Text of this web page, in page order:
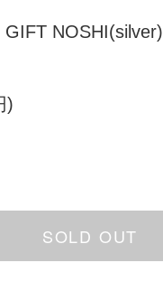
GIFT NOSHI(silver)
)
SOLD OUT